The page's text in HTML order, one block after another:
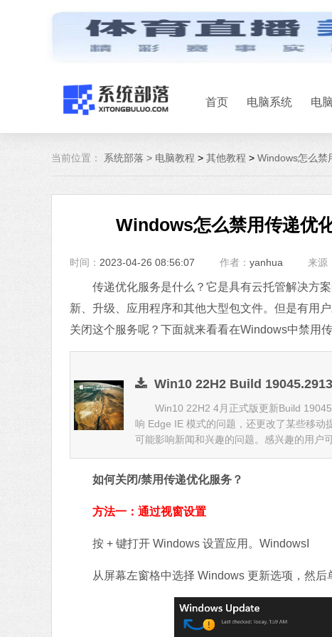
首页 电脑系统 电
当前位置： 系统部落 > 电脑教程 > 其他教程 > Windows怎么禁
Windows怎么禁用传递优
时间： 2023-04-26 08:56:07 作者： yanhua 来源
传递优化服务是什么？它是具有云托管解决方案
新、升级、应用程序和其他大型包文件。但是有用
关闭这个服务呢？下面就来看看在Windows中禁用
Win10 22H2 Build
Win10 22H2 4月正式版更新Build
响 Edge IE 模式的问题，还更改了某些移动
可能影响新闻和兴趣的问题。感兴趣的用户
如何关闭/禁用传递优化服务？
方法一：通过视窗设置
按 + 键打开 Windows 设置应用。WindowsI
从屏幕左窗格中选择 Windows 更新选项，然后单